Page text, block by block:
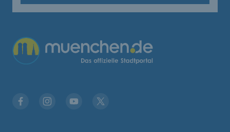
Übergreifende Links